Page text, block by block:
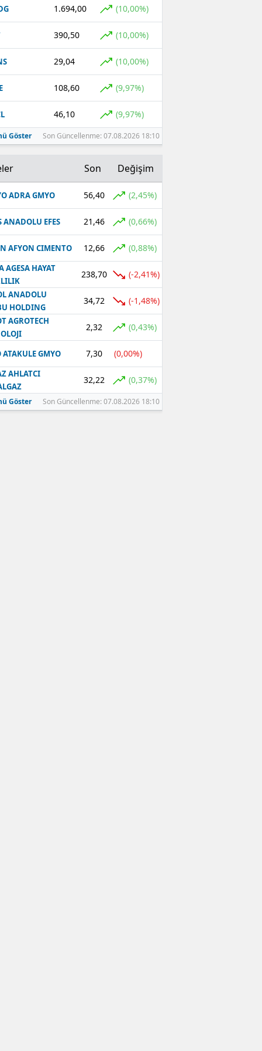
1.694,00 (10,00%)
390,50 (10,00%)
29,04 (10,00%)
108,60 (9,97%)
46,10 (9,97%)
Göster Son Güncellenme: 07.08.2026 18:10
Son Değişim
ADRA GMYO 56,40 (2,45%)
ANADOLU EFES 21,46 (0,66%)
AFYON CIMENTO 12,66 (0,88%)
AGESA HAYAT
238,70 (-2,41%)
ANADOLU
HOLDING
34,72 (-1,48%)
AGROTECH
2,32 (0,43%)
ATAKULE GMYO 7,30 (0,00%)
AHLATCI
32,22 (0,37%)
Göster Son Güncellenme: 07.08.2026 18:10